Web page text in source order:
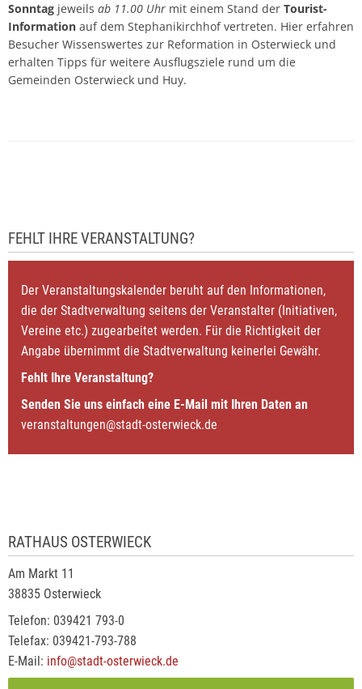
Sonntag jeweils ab 11.00 Uhr mit einem Stand der Tourist-
Information auf dem Stephanikirchhof vertreten. Hier erfahren
Besucher Wissenswertes zur Reformation in Osterwieck und
erhalten Tipps für weitere Ausflugsziele rund um die
Gemeinden Osterwieck und Huy.
FEHLT IHRE VERANSTALTUNG?
Der Veranstaltungskalender beruht auf den Informationen,
die der Stadtverwaltung seitens der Veranstalter (Initiativen,
Vereine etc.) zugearbeitet werden. Für die Richtigkeit der
Angabe übernimmt die Stadtverwaltung keinerlei Gewähr.
Fehlt Ihre Veranstaltung?
Senden Sie uns einfach eine E-Mail mit Ihren Daten an
veranstaltungen@stadt-osterwieck.de
RATHAUS OSTERWIECK
Am Markt 11
38835 Osterwieck
Telefon: 039421 793-0
Telefax: 039421-793-788
E-Mail: info@stadt-osterwieck.de